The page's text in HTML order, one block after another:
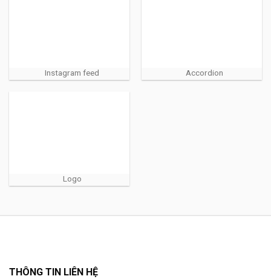
Instagram feed Accordion
Logo
THÔNG TIN LIÊN HỆ